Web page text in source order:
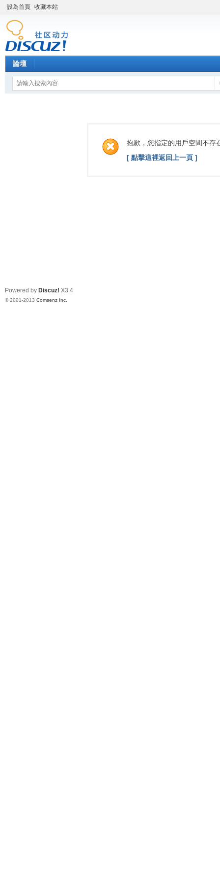
設為首頁 收藏本站
論壇
抱歉，您指定的用戶空間不存
[ 點擊這裡返回上一頁 ]
Powered by Discuz! X3.4
© 2001-2013 Comsenz Inc.